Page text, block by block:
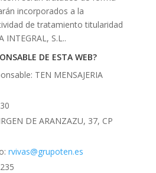
incorporados a la
de tratamiento titularidad
INTEGRAL, S.L..
DE ESTA WEB?
TEN MENSAJERIA
DE ARANZAZU, 37, CP
rvivas@grupoten.es